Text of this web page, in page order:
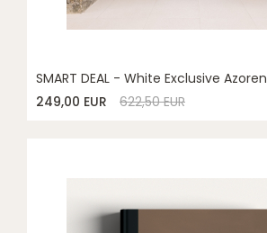
SMART DEAL - White Exclusive Azoren
249,00 EUR
622,50 EUR